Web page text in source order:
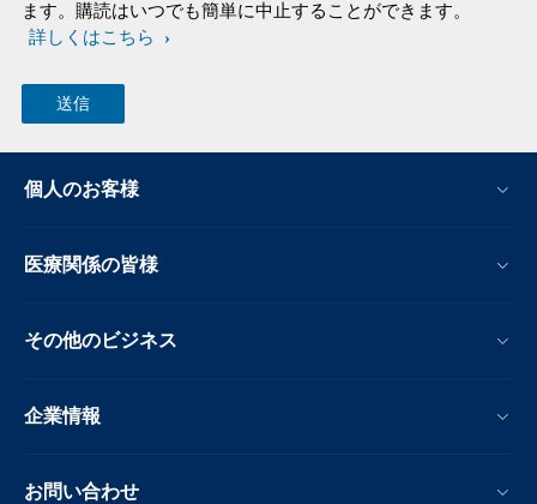
ます。購読はいつでも簡単に中止することができます。
詳しくはこちら
個人のお客様
医療関係の皆様
その他のビジネス
企業情報
お問い合わせ